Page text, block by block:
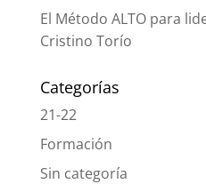
El Método ALTO para
Cristino Torío
Categorías
21-22
Formación
Sin categoría